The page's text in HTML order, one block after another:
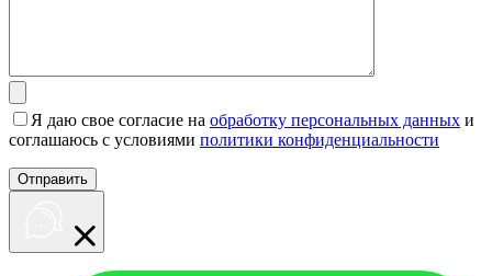
Я даю свое согласие на обработку персональных данных и
соглашаюсь с условиями политики конфиденциальности